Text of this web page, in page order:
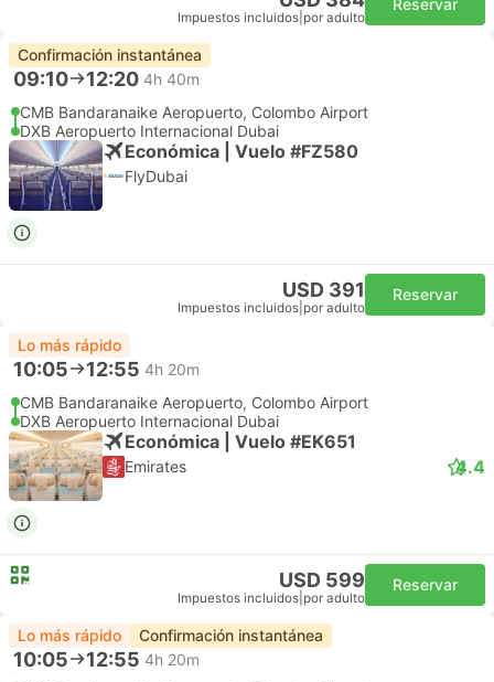
Impuestos incluidos por adulto
Reservar
Confirmación instantánea
09:10 12:20 4h 40m
CMB Bandaranaike Aeropuerto, Colombo Airport
DXB Aeropuerto Internacional Dubai
Económica | Vuelo #FZ580
FlyDubai
USD 391
Impuestos incluidos por adulto
Reservar
Lo más rápido
10:05 12:55 4h 20m
CMB Bandaranaike Aeropuerto, Colombo Airport
DXB Aeropuerto Internacional Dubai
Económica | Vuelo #EK651
Emirates 4.4
USD 599
Impuestos incluidos por adulto
Reservar
Lo más rápido Confirmación instantánea
10:05 12:55 4h 20m